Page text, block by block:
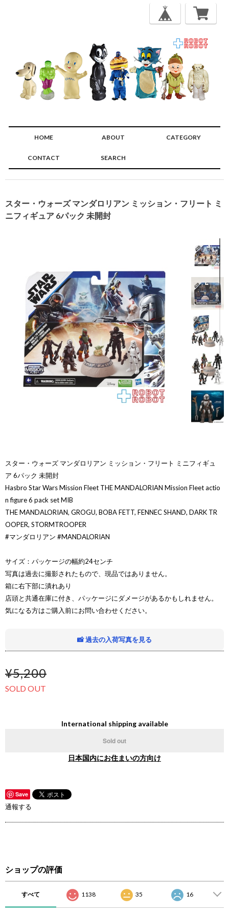
HOME ABOUT CATEGORY
CONTACT SEARCH
スター・ウォーズ マンダロリアン ミッション・フリート ミ
ニフィギュア 6パック 未開封
スター・ウォーズ マンダロリアン ミッション・フリート ミニフィギュ
ア 6パック 未開封
Hasbro Star Wars Mission Fleet THE MANDALORIAN Mission Fleet actio
n figure 6 pack set MIB
THE MANDALORIAN, GROGU, BOBA FETT, FENNEC SHAND, DARK TR
OOPER, STORMTROOPER
#マンダロリアン #MANDALORIAN
サイズ：パッケージの幅約24センチ
写真は過去に撮影されたもので、現品ではありません。
箱に右下部に潰れあり
店頭と共通在庫に付き、パッケージにダメージがあるかもしれません。
気になる方はご購入前にお問い合わせください。
📸 過去の入荷写真を見る
¥5,200
SOLD OUT
International shipping available
Sold out
日本国内にお住まいの方向け
Save
通報する
ショップの評価
すべて 1138 35 16